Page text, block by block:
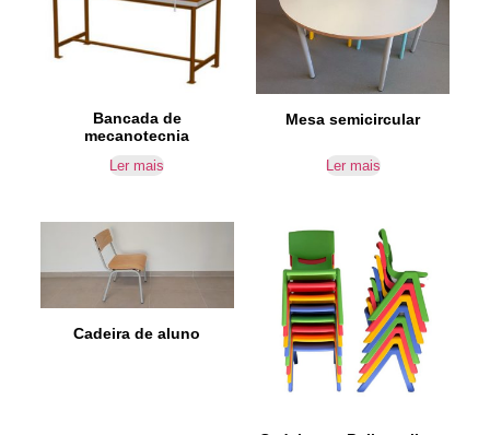
Bancada de
mecanotecnia
Ler mais
Mesa semicircular
Ler mais
Cadeira de aluno